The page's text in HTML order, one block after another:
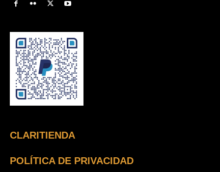
CLARITIENDA
POLÍTICA DE PRIVACIDAD